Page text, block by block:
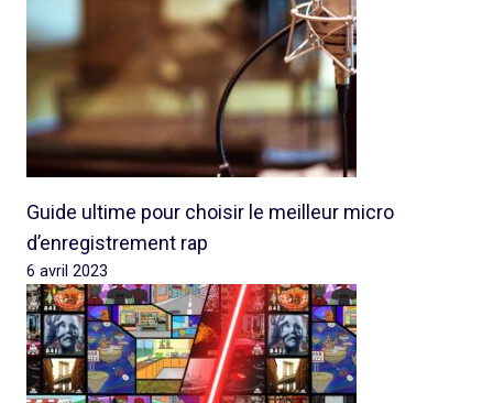
Guide ultime pour choisir le meilleur micro
d’enregistrement rap
6 avril 2023